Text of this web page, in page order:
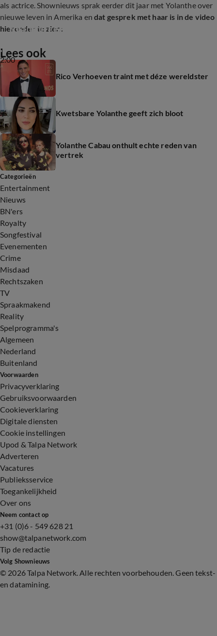
als actrice. Shownieuws sprak eerder dit jaar met Yolanthe over
nieuwe leven in Amerika endat gesprek met haar is in de video
hieronder te zien:
2:00
Yolanthe geeft zich bloot
Lees ook
Rico Verhoeven traint met déze wereldster
Kwetsbare Yolanthe geeft zich bloot
Yolanthe Cabau onthult echte reden van
vertrek
Categorieën
Entertainment
Nieuws
BN'ers
Royalty
Songfestival
Evenementen
Crime
Misdaad
Rechtszaken
TV
Spraakmakend
Reality
Spelprogramma's
Algemeen
Nederland
Buitenland
Voorwaarden
Privacyverklaring
Gebruiksvoorwaarden
Cookieverklaring
Digitale diensten
Cookie instellingen
Upod & Talpa Network
Adverteren
Vacatures
Publieksservice
Toegankelijkheid
Over ons
Neem contact op
+31 (0)6 - 549 628 21
show@talpanetwork.com
Tip de redactie
Volg Shownieuws
© 2026 Talpa Network. Alle rechten voorbehouden. Geen tekst-
en datamining.